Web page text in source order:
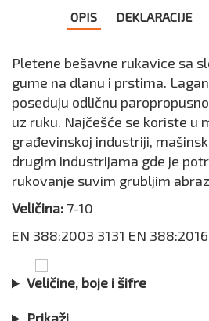
OPIS DEKLARACIJE
Pletene bešavne rukavice sa
gume na dlanu i prstima.
poseduju odličnu
uz ruku. Najčešće se koriste u
građevinskoj industriji,
drugim industrijama gde je
rukovanje suvim grubljim
Veličina: 7-10
EN 388:2003 3131 EN
Veličine, boje i šifre